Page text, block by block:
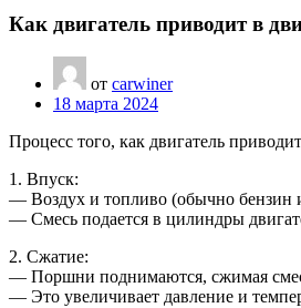
Как двигатель приводит в
от carwiner
18 марта 2024
Процесс того, как двигатель
1. Впуск:
— Воздух и топливо (обычно бензин
— Смесь подается в цилиндры
2. Сжатие:
— Поршни поднимаются, сжимая
— Это увеличивает давление и